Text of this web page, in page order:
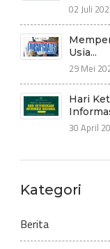
02 Juli
Usia...
29 Mei
Hari
30 April
Kategori
Berita